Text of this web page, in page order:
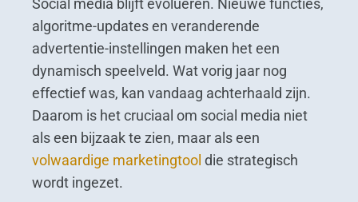
Social media blijft evolueren. Nieuwe functies,
algoritme-updates en veranderende
advertentie-instellingen maken het een
dynamisch speelveld. Wat vorig jaar nog
effectief was, kan vandaag achterhaald zijn.
Daarom is het cruciaal om social media niet
als een bijzaak te zien, maar als een
volwaardige marketingtool die strategisch
wordt ingezet.